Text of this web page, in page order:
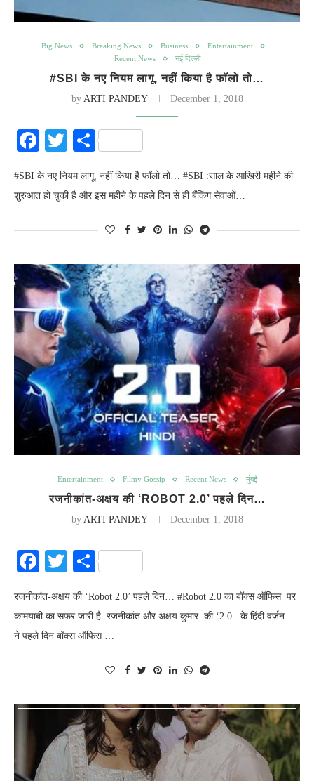
Big News Breaking News Business
Entertainment
Recent News
नई दिल्ली
#SBI के नए नियम लागू, नहीं किया है फॉलो तो…
by ARTI PANDEY December 1, 2018
Facebook
Twitter
Share
#SBI के नए नियम लागू, नहीं किया है फॉलो तो… #SBI :साल के आखिरी महीने की
शुरुआत हो चुकी है और इस महीने के पहले दिन से ही बैंकिंग सेवाओं…
Entertainment Filmy Gossip Recent News मुंबई
रजनीकांत-अक्षय की ‘ROBOT 2.0’ पहले दिन…
by ARTI PANDEY December 1, 2018
Facebook
Twitter
Share
रजनीकांत-अक्षय की ‘Robot 2.0’ पहले दिन… #Robot 2.0 का बॉक्स ऑफिस पर
कामयाबी का सफर जारी है. रजनीकांत और अक्षय कुमार की ‘2.0 के हिंदी वर्जन
ने पहले दिन बॉक्स ऑफिस …